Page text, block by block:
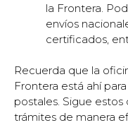
la Frontera.
envíos
certificados,
Recuerda que la
Frontera está ahí
postales. Sigue
trámites de manera